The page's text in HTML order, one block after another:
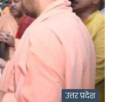
उत्तर प्रदेश